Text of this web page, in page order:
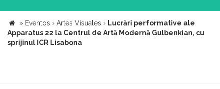
» Eventos › Artes Visuales › Lucrări performative ale
Apparatus 22 la Centrul de Artă Modernă Gulbenkian, cu
sprijinul ICR Lisabona